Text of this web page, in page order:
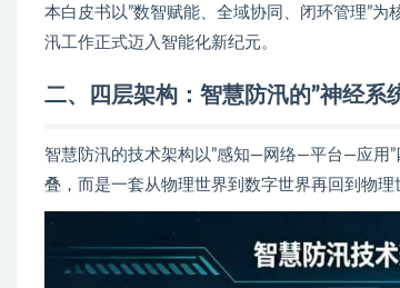
本白皮书以”数智赋能、全域协同、闭环管理”
汛工作正式迈入智能化新纪元。
二、四层架构：智慧防汛的”神经系
智慧防汛的技术架构以”感知—网络—平台—应用
叠，而是一套从物理世界到数字世界再回到物理